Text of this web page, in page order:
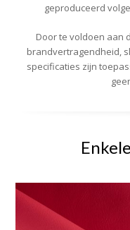
geproduceerd
Door te voldoen aan
brandvertragendheid,
specificaties zijn